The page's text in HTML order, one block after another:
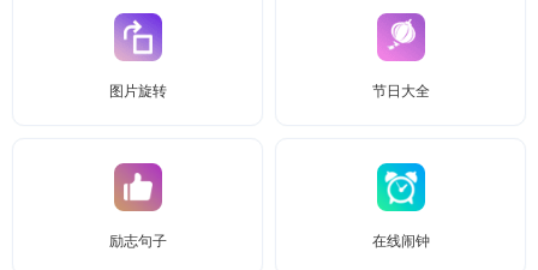
图片旋转 节日大全
励志句子 在线闹钟